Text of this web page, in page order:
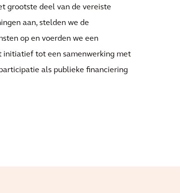
grootste deel van de vereiste
aan, stelden we de
op en voerden we een
initiatief tot een samenwerking met
als publieke financiering